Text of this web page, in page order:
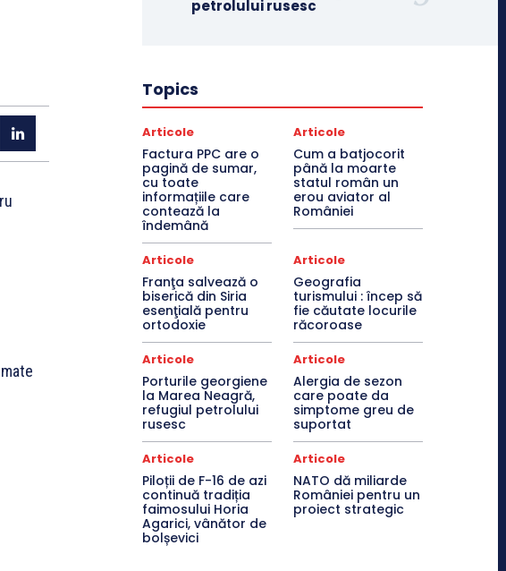
petrolului rusesc
Topics
Articole
Factura PPC are o
pagină de sumar,
cu toate
informațiile care
contează la
îndemână
Articole
Cum a batjocorit
până la moarte
statul român un
erou aviator al
României
Articole
Franţa salvează o
biserică din Siria
esenţială pentru
ortodoxie
Articole
Geografia
turismului : încep să
fie căutate locurile
răcoroase
Articole
Porturile georgiene
la Marea Neagră,
refugiul petrolului
rusesc
Articole
Alergia de sezon
care poate da
simptome greu de
suportat
Articole
Piloții de F-16 de azi
continuă tradiția
faimosului Horia
Agarici, vânător de
bolșevici
Articole
NATO dă miliarde
României pentru un
proiect strategic